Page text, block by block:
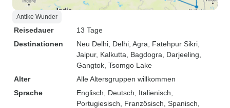
Antike Wunder
Reisedauer
13 Tage
Destinationen
Neu Delhi , Delhi , Agra , Fatehpur Sikri
Jaipur, Kalkutta , Bagdogra , Darjeeling
Gangtok , Tsomgo Lake
Alter
Alle Altersgruppen willkommen
Sprache
Englisch, Deutsch, Italienisch,
Portugiesisch, Französisch, Spanisch,